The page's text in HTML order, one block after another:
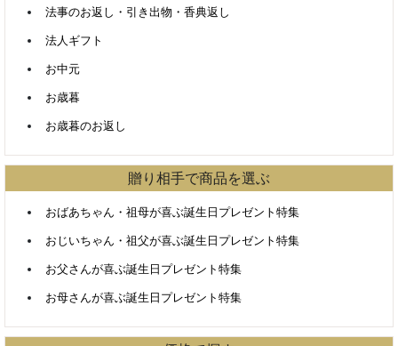
法事のお返し・引き出物・香典返し
法人ギフト
お中元
お歳暮
お歳暮のお返し
贈り相手で商品を選ぶ
おばあちゃん・祖母が喜ぶ誕生日プレゼント特集
おじいちゃん・祖父が喜ぶ誕生日プレゼント特集
お父さんが喜ぶ誕生日プレゼント特集
お母さんが喜ぶ誕生日プレゼント特集